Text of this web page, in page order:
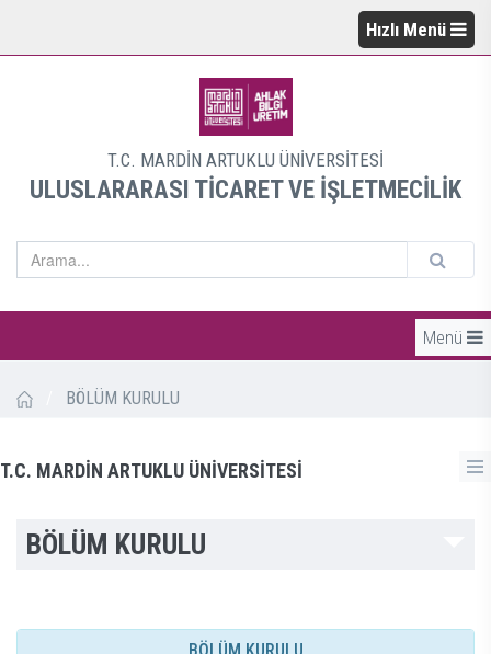
Hızlı Menü
T.C. MARDİN ARTUKLU ÜNİVERSİTESİ
ULUSLARARASI TİCARET VE İŞLETMECİLİK
Menü
BÖLÜM KURULU
T.C. MARDİN ARTUKLU ÜNİVERSİTESİ
BÖLÜM KURULU